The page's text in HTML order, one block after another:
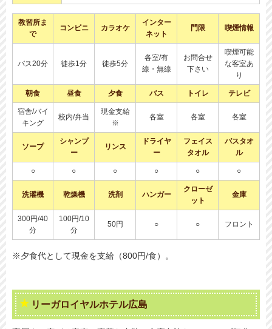
教習所ま
で
コンビニ カラオケ
インター
ネット
門限 喫煙情報
バス20分 徒歩1分 徒歩5分
各室/有
線・無線
お問合せ
下さい
喫煙可能
な客室あ
り
朝食 昼食 夕食 バス トイレ テレビ
宿舎/バイ
キング
校内/弁当
現金支給
※
各室 各室 各室
ソープ
シャンプ
ー
リンス
ドライヤ
ー
フェイス
タオル
バスタオ
ル
○ ○ ○ ○ ○ ○
洗濯機 乾燥機 洗剤 ハンガー
クローゼ
ット
金庫
300円/40
分
100円/10
分
50円 ○ ○ フロント
※夕食代として現金を支給（800円/食）。
リーガロイヤルホテル広島